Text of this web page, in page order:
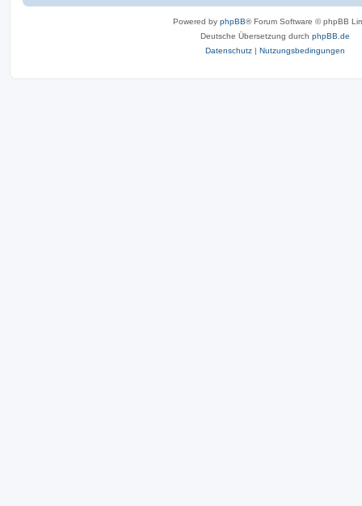
Powered by phpBB® Forum Software © phpBB
Deutsche Übersetzung durch phpBB.de
Datenschutz | Nutzungsbedingungen